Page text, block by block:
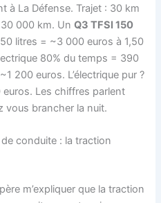
à La Défense. Trajet : 30 km
30 000 km. UnQ3 TFSI 150
litres = ~3 000 euros à 1,50
80% du temps = 390
200 euros. L’électrique pur ?
Les chiffres parlent
vous brancher la nuit.
conduite : la traction
m’expliquer que la traction